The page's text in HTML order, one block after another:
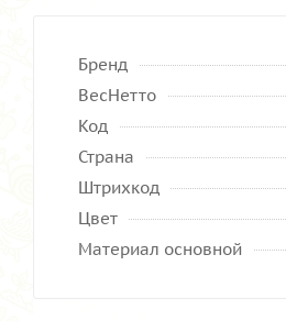
Бренд
ВесНетто
Код
Страна
Штрихкод
Цвет
Материал основной